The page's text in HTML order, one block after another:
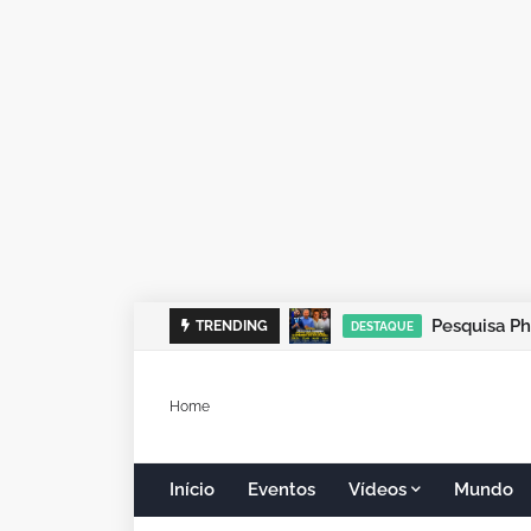
TRENDING DESTAQUE Alex
Home
Início Eventos Vídeos Mundo